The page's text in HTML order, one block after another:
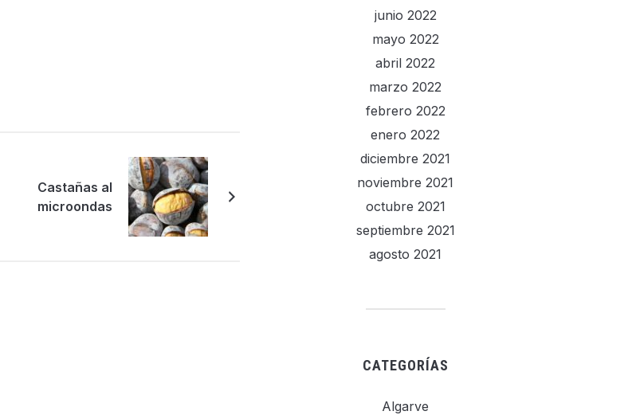
Castañas al
microondas
junio 2022
mayo 2022
abril 2022
marzo 2022
febrero 2022
enero 2022
diciembre 2021
noviembre 2021
octubre 2021
septiembre 2021
agosto 2021
CATEGORÍAS
Algarve